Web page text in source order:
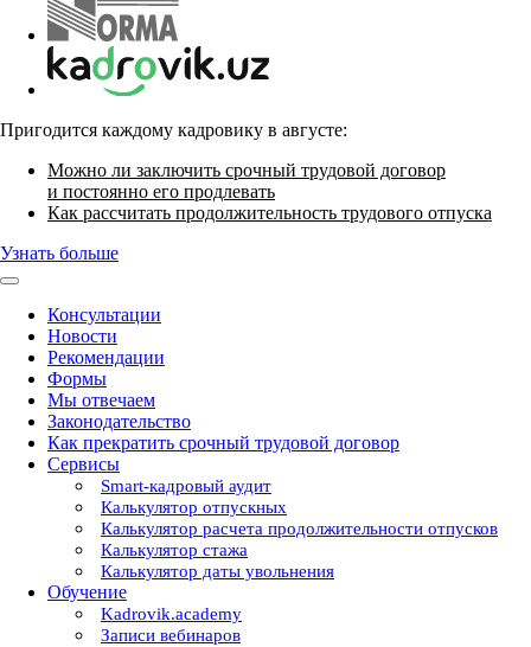
Пригодится каждому кадровику в августе:
Можно ли заключить срочный трудовой договор
и постоянно его продлевать
Как рассчитать продолжительность трудового отпуска
Узнать больше
Консультации
Новости
Рекомендации
Формы
Мы отвечаем
Законодательство
Как прекратить срочный трудовой договор
Сервисы
Smart-кадровый аудит
Калькулятор отпускных
Калькулятор расчета продолжительности отпусков
Калькулятор стажа
Калькулятор даты увольнения
Обучение
Kadrovik.academy
Записи вебинаров